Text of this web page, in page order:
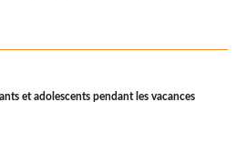
et adolescents pendant les vacances